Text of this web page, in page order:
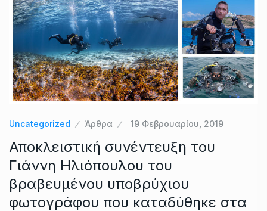
Uncategorized Άρθρα 19 Φεβρουαρίου, 2019
Αποκλειστική συνέντευξη του
Γιάννη Ηλιόπουλου του
βραβευμένου υποβρύχιου
φωτογράφου που καταδύθηκε στα